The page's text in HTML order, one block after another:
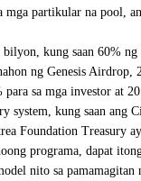
mga partikular na pool,
kung saan 60%
ng Genesis
sa mga investor at
system, kung saan
Foundation Treasury
programa, dapat
nito sa